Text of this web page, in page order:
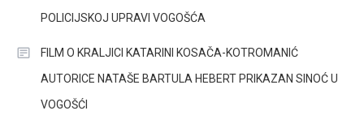
POLICIJSKOJ UPRAVI VOGOŠĆA
FILM O KRALJICI KATARINI KOSAČA-KOTROMANIĆ
AUTORICE NATAŠE BARTULA HEBERT PRIKAZAN SINOĆ U
VOGOŠĆI